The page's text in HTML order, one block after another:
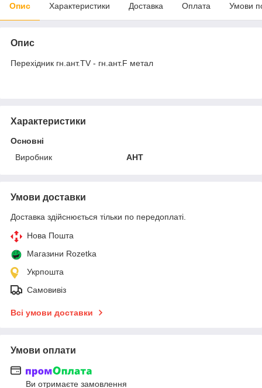
Опис Характеристики Доставка Оплата Умови
Опис
Перехідник гн.ант.TV - гн.ант.F метал
Характеристики
Основні
Виробник
АНТ
Умови доставки
Доставка здійснюється тільки по передоплаті.
Нова Пошта
Магазини Rozetka
Укрпошта
Самовивіз
Всі умови доставки
Умови оплати
Ви отримаєте замовлення